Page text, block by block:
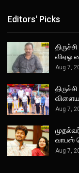
Editors' Picks
விஏஓ
Aug 7,
Aug 7,
வாபஸ்
Aug 7,